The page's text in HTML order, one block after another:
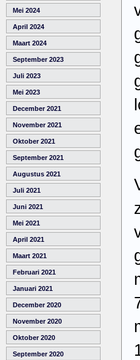
Mei 2024
April 2024
Maart 2024
September 2023
Juli 2023
Mei 2023
December 2021
November 2021
Oktober 2021
September 2021
Augustus 2021
Juli 2021
Juni 2021
Mei 2021
April 2021
Maart 2021
Februari 2021
Januari 2021
December 2020
November 2020
Oktober 2020
September 2020